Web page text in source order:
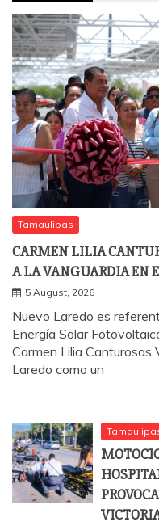
Tamaulipas
CARMEN LILIA
A LA VANGUARDIA EN
5 August, 2026
Nuevo Laredo es
Energía Solar
Carmen Lilia Canturosas
Laredo como un